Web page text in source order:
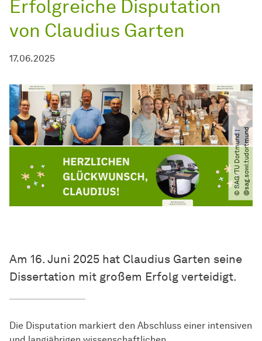
Erfolgreiche Disputation
von Claudius Garten
17.06.2025
©
S
A
G​
/​
T
U
D
o
r
t
m
u
n
d
|
@
s
a
g
.
s
o
w
i.
t
u
d
o
r
t
m
u
nd
Am 16. Juni 2025 hat Claudius Garten seine
Dissertation mit großem Erfolg verteidigt.
Die Disputation markiert den Abschluss einer intensiven